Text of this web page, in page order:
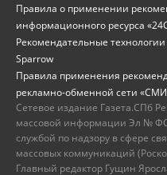
Правила о применении
информационного ресурса
Рекомендательные
Sparrow
Правила применения
рекламно-обменной сети
Сетевое издание Газета.СПб
массовой информации Эл №
службой по надзору в сфере
массовых коммуникаций
Главный редактор Гущин